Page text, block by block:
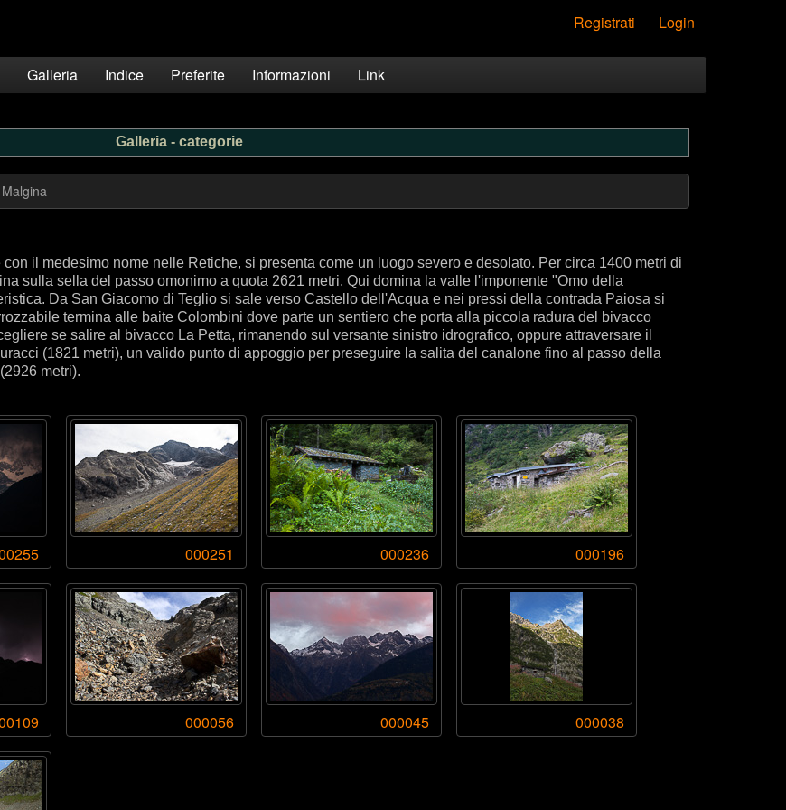
Login
Registrati
Galleria Indice Preferite Informazioni Link
Galleria - categorie
il medesimo nome nelle Retiche, si presenta come un luogo severo e desolato. Per circa 1400 metri di
sulla sella del passo omonimo a quota 2621 metri. Qui domina la valle l'imponente "Omo della
Da San Giacomo di Teglio si sale verso Castello dell'Acqua e nei pressi della contrada Paiosa si
termina alle baite Colombini dove parte un sentiero che porta alla piccola radura del bivacco
se salire al bivacco La Petta, rimanendo sul versante sinistro idrografico, oppure attraversare il
(1821 metri), un valido punto di appoggio per preseguire la salita del canalone fino al passo della
metri).
000251 000236 000196
000056 000045 000038